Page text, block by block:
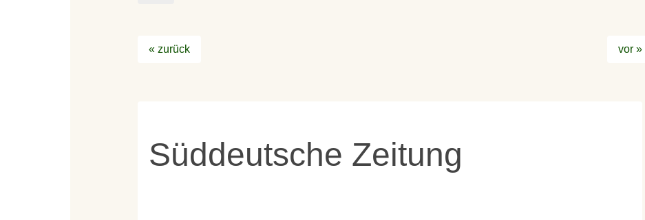
« zurück vor »
Süddeutsche Zeitung